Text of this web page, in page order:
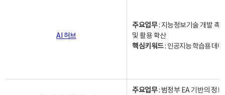
AI 허브
주요업무: 지능정보기술 개발 촉
및 활용 확산
핵심키워드: 인공지능 학습용 데
주요업무: 범정부 EA 기반의 정